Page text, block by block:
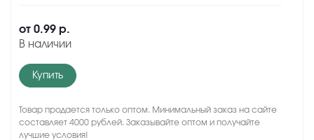
от 0.99 р.
В наличии
Купить
Товар продается только оптом. Минимальный заказ на сайте
составляет 4000 рублей. Заказывайте оптом и получайте
лучшие условия!